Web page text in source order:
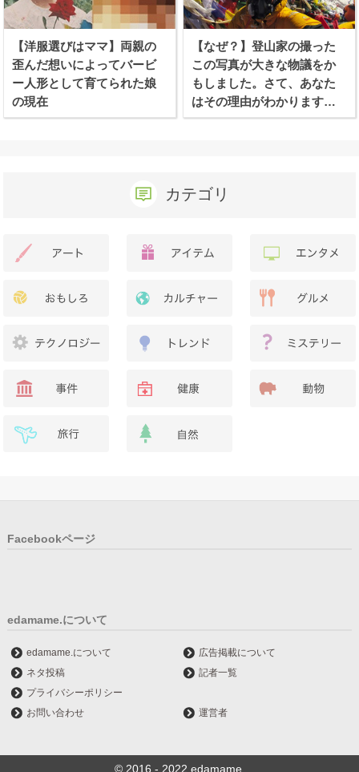
【洋服選びはママ】両親の
歪んだ想いによってバービ
ー人形として育てられた娘
の現在
【なぜ？】登山家の撮った
この写真が大きな物議をか
もしました。さて、あなた
はその理由がわかります
か？
カテゴリ
Facebookページ
edamame.について
edamame.について
広告掲載について
ネタ投稿
記者一覧
プライバシーポリシー
お問い合わせ
運営者
© 2016 - 2022 edamame.